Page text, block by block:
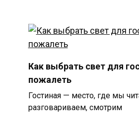
Как выбрать свет для
пожалеть
Гостиная — место, где мы
разговариваем, смотрим